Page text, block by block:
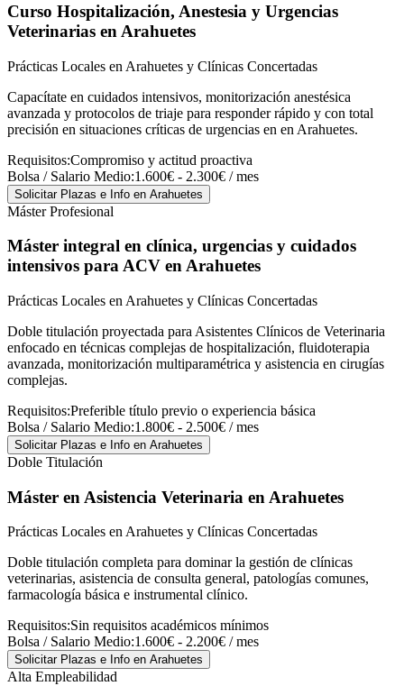
Curso Hospitalización, Anestesia y Urgencias
Veterinarias en Arahuetes
Prácticas Locales en Arahuetes y Clínicas Concertadas
Capacítate en cuidados intensivos, monitorización anestésica
avanzada y protocolos de triaje para responder rápido y con total
precisión en situaciones críticas de urgencias en en Arahuetes.
Requisitos:Compromiso y actitud proactiva
Bolsa / Salario Medio:1.600€ - 2.300€ / mes
Solicitar Plazas e Info en Arahuetes
Máster Profesional
Máster integral en clínica, urgencias y cuidados
intensivos para ACV en Arahuetes
Prácticas Locales en Arahuetes y Clínicas Concertadas
Doble titulación proyectada para Asistentes Clínicos de Veterinaria
enfocado en técnicas complejas de hospitalización, fluidoterapia
avanzada, monitorización multiparamétrica y asistencia en cirugías
complejas.
Requisitos:Preferible título previo o experiencia básica
Bolsa / Salario Medio:1.800€ - 2.500€ / mes
Solicitar Plazas e Info en Arahuetes
Doble Titulación
Máster en Asistencia Veterinaria en Arahuetes
Prácticas Locales en Arahuetes y Clínicas Concertadas
Doble titulación completa para dominar la gestión de clínicas
veterinarias, asistencia de consulta general, patologías comunes,
farmacología básica e instrumental clínico.
Requisitos:Sin requisitos académicos mínimos
Bolsa / Salario Medio:1.600€ - 2.200€ / mes
Solicitar Plazas e Info en Arahuetes
Alta Empleabilidad